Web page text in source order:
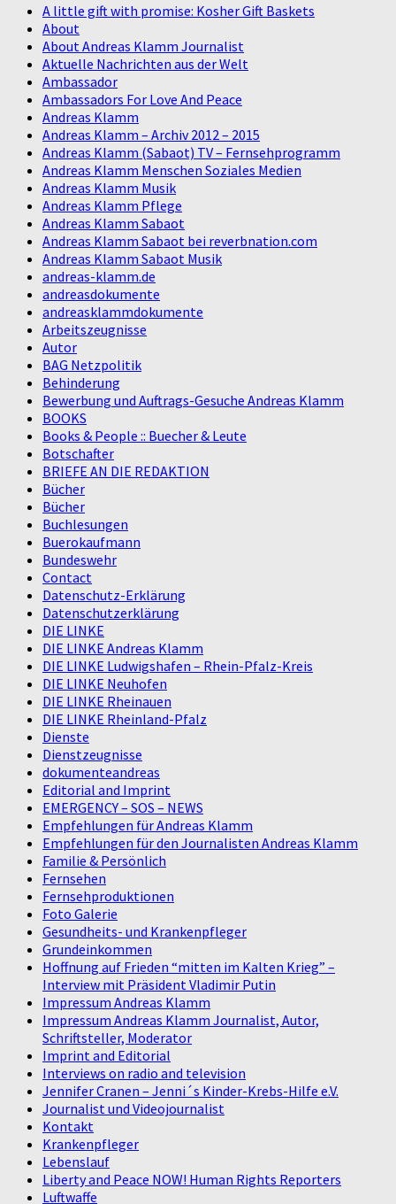
A little gift with promise: Kosher Gift Baskets
About
About Andreas Klamm Journalist
Aktuelle Nachrichten aus der Welt
Ambassador
Ambassadors For Love And Peace
Andreas Klamm
Andreas Klamm – Archiv 2012 – 2015
Andreas Klamm (Sabaot) TV – Fernsehprogramm
Andreas Klamm Menschen Soziales Medien
Andreas Klamm Musik
Andreas Klamm Pflege
Andreas Klamm Sabaot
Andreas Klamm Sabaot bei reverbnation.com
Andreas Klamm Sabaot Musik
andreas-klamm.de
andreasdokumente
andreasklammdokumente
Arbeitszeugnisse
Autor
BAG Netzpolitik
Behinderung
Bewerbung und Auftrags-Gesuche Andreas Klamm
BOOKS
Books & People :: Buecher & Leute
Botschafter
BRIEFE AN DIE REDAKTION
Bücher
Bücher
Buchlesungen
Buerokaufmann
Bundeswehr
Contact
Datenschutz-Erklärung
Datenschutzerklärung
DIE LINKE
DIE LINKE Andreas Klamm
DIE LINKE Ludwigshafen – Rhein-Pfalz-Kreis
DIE LINKE Neuhofen
DIE LINKE Rheinauen
DIE LINKE Rheinland-Pfalz
Dienste
Dienstzeugnisse
dokumenteandreas
Editorial and Imprint
EMERGENCY – SOS – NEWS
Empfehlungen für Andreas Klamm
Empfehlungen für den Journalisten Andreas Klamm
Familie & Persönlich
Fernsehen
Fernsehproduktionen
Foto Galerie
Gesundheits- und Krankenpfleger
Grundeinkommen
Hoffnung auf Frieden “mitten im Kalten Krieg” –
Interview mit Präsident Vladimir Putin
Impressum Andreas Klamm
Impressum Andreas Klamm Journalist, Autor,
Schriftsteller, Moderator
Imprint and Editorial
Interviews on radio and television
Jennifer Cranen – Jenni´s Kinder-Krebs-Hilfe e.V.
Journalist und Videojournalist
Kontakt
Krankenpfleger
Lebenslauf
Liberty and Peace NOW! Human Rights Reporters
Luftwaffe